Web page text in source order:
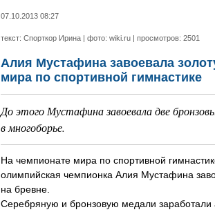
07.10.2013 08:27
текст: Спорткор Ирина | фото: wiki.ru | просмотров: 2501
Алия Мустафина завоевала
мира по спортивной гимнастике
До этого Мустафина завоевала две
в многоборье.
На чемпионате мира по спортивной
олимпийская чемпионка Алия Мустафина
на бревне.
Серебряную и бронзовую медали